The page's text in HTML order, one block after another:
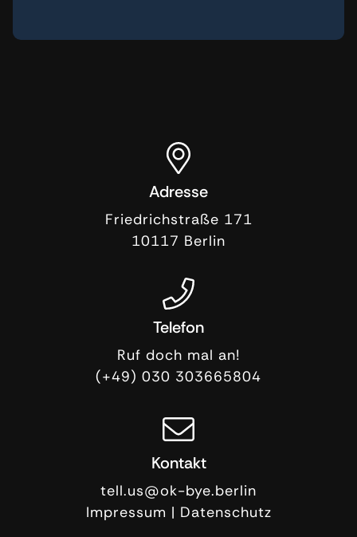
Adresse
Friedrichstraße 171
10117 Berlin
Telefon
Ruf doch mal an!
(+49) 030 303665804
Kontakt
tell.us@ok-bye.berlin
Impressum | Datenschutz